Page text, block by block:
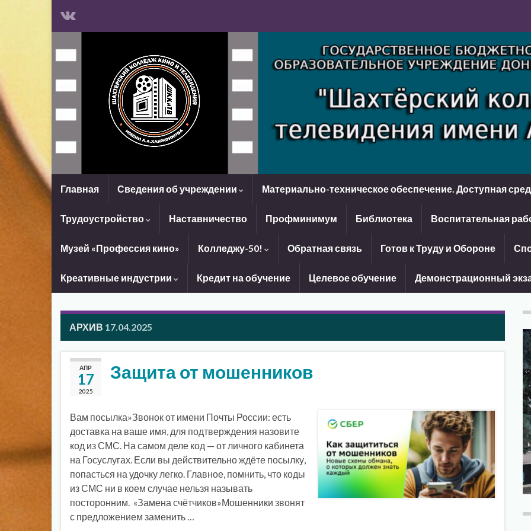
Главная Сведения об учреждении Материально-техническое обеспечение. Доступная
Трудоустройство Наставничество Профминимум Библиотека Воспитательная
Музей «Профессия кино» Колледжу-50! Обратная связь Готов к Труду и Обороне
Креативные индустрии Кредит на обучение Целевое обучение Демонстрационный
АРХИВ 17.04.2025
АПР
17
2025
Защита от мошенников
Вам посылка»Звонок от имени Почты России: есть
доставка на ваше имя, для подтверждения назовите
код из СМС. На самом деле код — от личного кабинета
на Госуслугах. Если вы действительно ждёте посылку,
попасться на удочку легко. Главное, помнить, что коды
из СМС ни в коем случае нельзя называть
посторонним. «Замена счётчиков»Мошенники звонят
с предложением заменить …